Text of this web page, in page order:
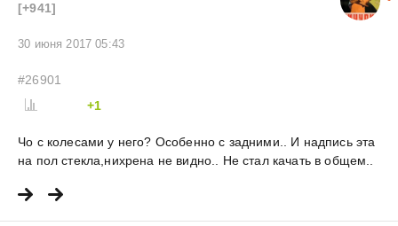
[+941]
30 июня 2017 05:43
#26901
+1
Чо с колесами у него? Особенно с задними.. И надпись эта
на пол стекла,нихрена не видно.. Не стал качать в общем..